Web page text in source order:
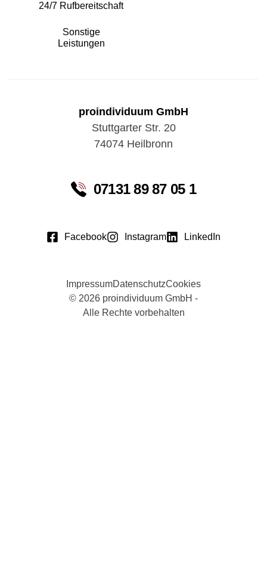
24/7 Rufbereitschaft
Sonstige
Leistungen
proindividuum GmbH
Stuttgarter Str. 20
74074 Heilbronn
07131 89 87 05 1
Facebook Instagram LinkedIn
© 2026 proindividuum GmbH -
Alle Rechte vorbehalten
ImpressumDatenschutzCookies